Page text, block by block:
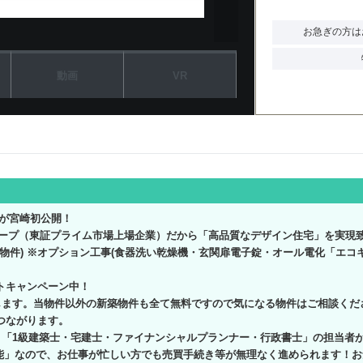
お急ぎの方
宮崎初公開！
（東証プライム市場上場企業）だから「高品質なデザイン住宅」を実現
件) ※オプション工事(食器洗い乾燥機・玄関扉電子錠・オール電化「エコ
ャンペーン中！
す。当物件以外の新築物件も全て無料ですので気になる物件はご相談く
がります。
1級建築士・宅建士・ファイナンシャルプランナー・行政書士」の担当者
なので、お仕事が忙しい方でも売買手続き等が無理なく進められます！